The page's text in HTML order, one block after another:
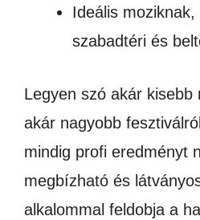
Ideális moziknak,
szabadtéri és
Legyen szó akár kisebb
akár nagyobb
mindig profi eredményt
megbízható és
alkalommal feldobja a